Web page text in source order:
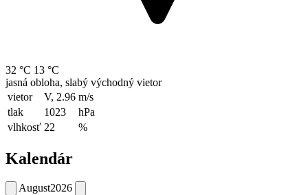
32 °C 13 °C
jasná obloha, slabý východný vietor
vietor
V, 2.96 m/s
tlak
1023
hPa
vlhkosť 22 %
Kalendár
August2026